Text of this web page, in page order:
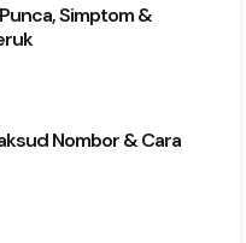
Simptom &
Nombor & Cara